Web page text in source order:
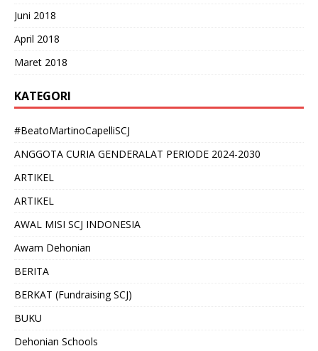
Juni 2018
April 2018
Maret 2018
KATEGORI
#BeatoMartinoCapelliSCJ
ANGGOTA CURIA GENDERALAT PERIODE 2024-2030
ARTIKEL
ARTIKEL
AWAL MISI SCJ INDONESIA
Awam Dehonian
BERITA
BERKAT (Fundraising SCJ)
BUKU
Dehonian Schools